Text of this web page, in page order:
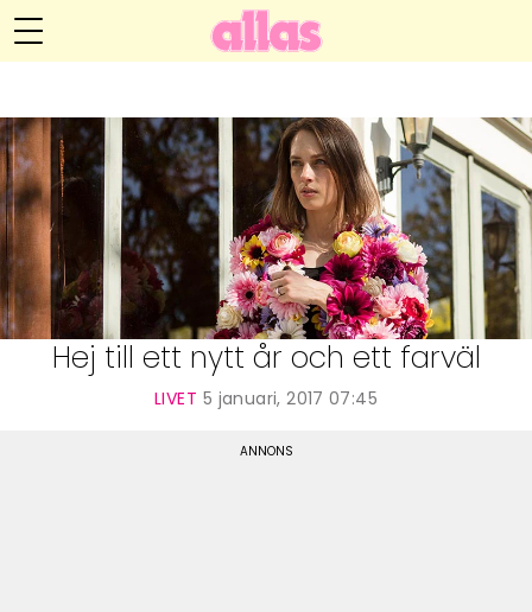
Hälsa
Relationer
Handarbete
Anna María Larssons blogg
Hem
Om Anna María
Kategorier
Arkiv
Kontakt
Hej till ett nytt år och ett farväl
LIVET 5 januari, 2017 07:45